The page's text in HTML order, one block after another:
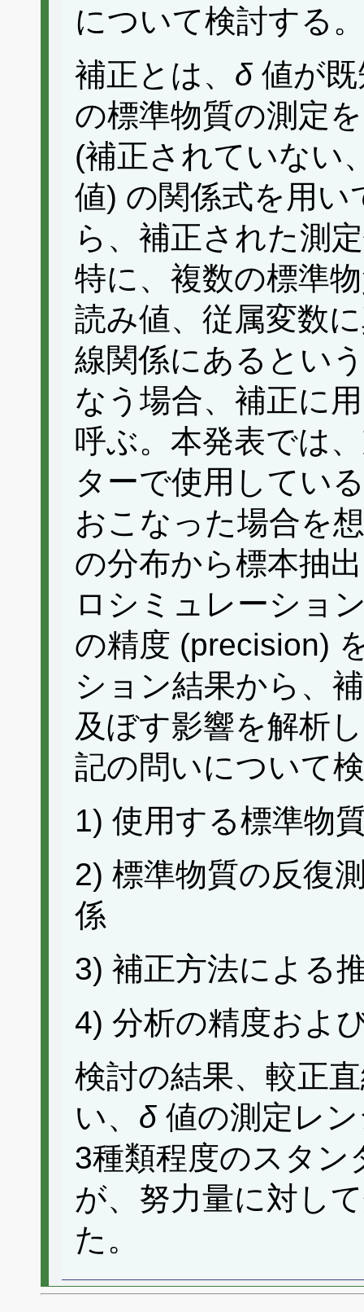
について検討する。
補正とは、 δ 値が
の標準物質の測定
(補正されていない
値) の関係式を用い
ら、補正された測
特に、複数の標準
読み値、従属変数
線関係にあるとい
なう場合、補正に
呼ぶ。本発表では
ターで使用してい
おこなった場合を
の分布から標本抽
ロシミュレーショ
の精度 (precision)
ション結果から、
及ぼす影響を解析
記の問いについて
1) 使用する標準物
2) 標準物質の反復
係
3) 補正方法による
4) 分析の精度およ
検討の結果、較正
い、 δ 値の測定レ
3種類程度のスタン
が、努力量に対し
た。